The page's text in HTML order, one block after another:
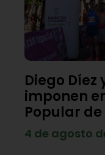
Diego Díez
imponen
Popular
4 de agosto